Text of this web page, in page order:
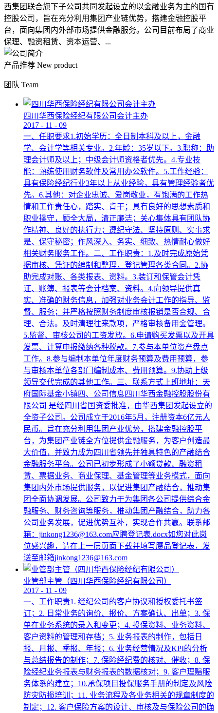
西集团联合旗下子公司共同发起设立的以金融业务为主的国有
控股公司，旨在充分利用集团产业链优势，搭建金融控股平
台，面向集团内外部市场提供金融服务。公司目前布局了商业
保理、融资租赁、资本运营、...
产品推荐 New product
团队 Team
四川华西保险经纪有限公司会计主办
2017 - 11 - 09
一、任职要求1.初始学历：全日制本科及以上，金融
学、会计学等相关专业。2.年龄：35岁以下。3.职称：助
理会计师及以上；中级会计师资格者优先。4.专业技
能：熟练使用财务软件及常用办公软件。5.工作经验：
具有保险经纪行业3年以上从业经验，具有管理经验者优
先。6.其他：对企业忠诚、爱岗敬业，有饱满的工作热
情和工作责任心，踏实、肯干；具有良好的思想素质和
职业操守，顾全大局，清正廉洁；关心集体具有团队协
作精神、良好的执行力；遵纪守法、坚持原则、实事求
是、保守秘密；作风深入、务实、细致、热情耐心做好
相关财务服务工作。二、工作职责：1.及时完成原始凭
据审核、凭证的编制和整理，登记管理各类合同。2.协
助完成对账、各类报表、资料。3.装订和保管会计凭
证、账簿、报表等会计档案、资料。4.向领导提供真
实、准确的财务信息，加强对业务会计工作的指导、监
督、服务；并严格按照财务制度审核报销是否合规、合
理、合法。及时清理往来款项，严格审核备用金管理。
5.监督、审核公司的工资发放。6.申请购买发票以及开具
发票、计算申报缴纳各种税款。7.参与本单位资产盘点
工作。8.参与编制本单位年度财务预算及费用预算，参
与审核本单位各部门编制成本、费用预算。9.协助上级
领导交代完成的其他工作。三、联系方式上班地址：天
府国际基金小镇四、公司信息四川华西金融控股股份有
限公司 是经四川省国资委批准，由华西集团发起设立的
全资子公司。公司成立于2016年5月，注册资本6亿元人
民币。旨在充分利用集团产业优势，搭建金融控股平
台，为集团产业链全方位提供金融服务，为客户创造最
大价值，并致力成为四川省领先并独具特色的产融结合
金融服务平台。公司已初步形成了小额贷款、融资租
赁、票据业务、商业保理、基金管理等业务模式，面向
集团内外市场提供服务，以促进集团产融结合，推动集
团全面协调发展。公司致力于为集团各公司提供综合金
融服务、财务咨询等服务，推动集团产融结合，助力各
公司业务发展，促进优势互补，实现合作共赢。联系邮
箱：jinkong1236@163.com应聘登记表.docx如您对此岗
位感兴趣，请在上一层页面下载并填写赝品登记表，发
送至邮箱jinkong1236@163.com
业管部主管（四川华西保险经纪有限公司）
2017 - 11 - 09
一、工作职责1. 经纪公司的客户协议和授权委托书签
订；2. 日常业务的询价、报价、方案确认、出单；3. 保
单在业务系统的录入和变更；4. 投保资料、业务资料、
客户资料的管理和存档；5. 业务报表的制作，包括日
报、月报、季报、年报；6. 业务经营情况及KPI的分析
与总结报告的制作；7. 保险经纪费的核对、催收；8. 保
险经纪业务报表与财务报表的数据核对；9. 客户理赔服
务体系的建立；10.承保项目投保服务手册的制定及风险
防灾防损培训；11. 业务流程及各业务相关的规章制度的
制定；12. 客户保险方案的设计、审核及与保险公司的确